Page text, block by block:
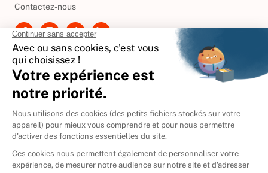
Contactez-nous
International
🇪🇸Espagne
🇩🇪Allemagne
🇮🇹 Italie